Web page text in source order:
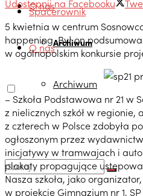
O nas
Archiwum
Spacerownik
O nas
Archiwum
Udostępnij na Facebooku
5 kwietnia w centrum
happening. Był on
w ogólnopolskim konkursie
– Szkoła Podstawowa nr 21 w
z nielicznych szkół w regionie,
z czterech w Polsce zdobyła
ogłoszonym przez
inicjatywy w tramwajach i
plakaty propagujące
Nasza szkoła, jako
w projekcie Gimnazjum nr 1,